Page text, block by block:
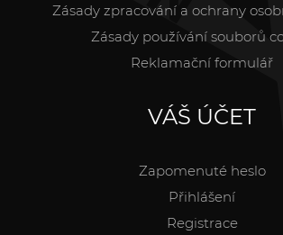
Zásady zpracování a ochrany
Zásady používání souborů
Reklamační formulář
VÁŠ ÚČET
Zapomenuté heslo
Přihlášení
Registrace